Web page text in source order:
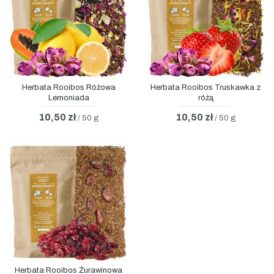
Herbata Rooibos Różowa
Lemoniada
10,50 zł/ 50 g
Herbata Rooibos Truskawka z
różą
10,50 zł/ 50 g
Herbata Rooibos Żurawinowa